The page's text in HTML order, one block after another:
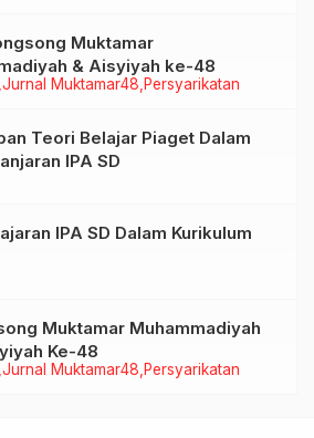
Jurnal Muktamar48 Persyarikatan
Muktamar
& Aisyiyah ke-48
Teori Belajar Piaget Dalam
IPA SD
IPA SD Dalam Kurikulum
Jurnal Muktamar48 Persyarikatan
Muktamar Muhammadiyah
Ke-48